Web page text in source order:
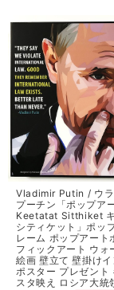
Vladimir Putin / ウ
プーチン「ポップア
Keetatat Sitthiket キ
シティケット」ポッ
レーム ポップアート
フィックアート ウォ
絵画 壁立て 壁掛け
ポスター プレゼント
スタ映え ロシア大統